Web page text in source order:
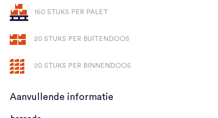
160 STUKS PER PALET
20 STUKS PER BUITENDOOS
20 STUKS PER BINNENDOOS
Aanvullende informatie